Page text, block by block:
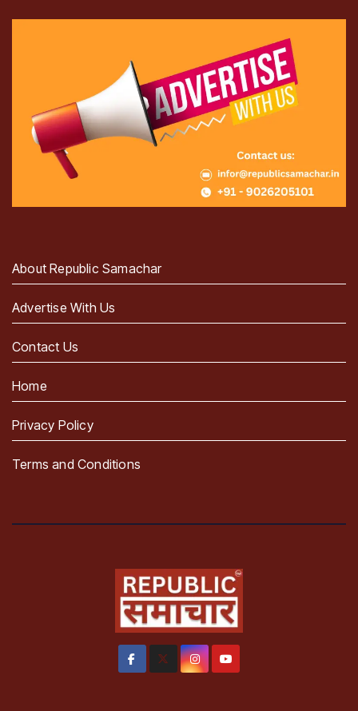
About Republic Samachar
Advertise With Us
Contact Us
Home
Privacy Policy
Terms and Conditions